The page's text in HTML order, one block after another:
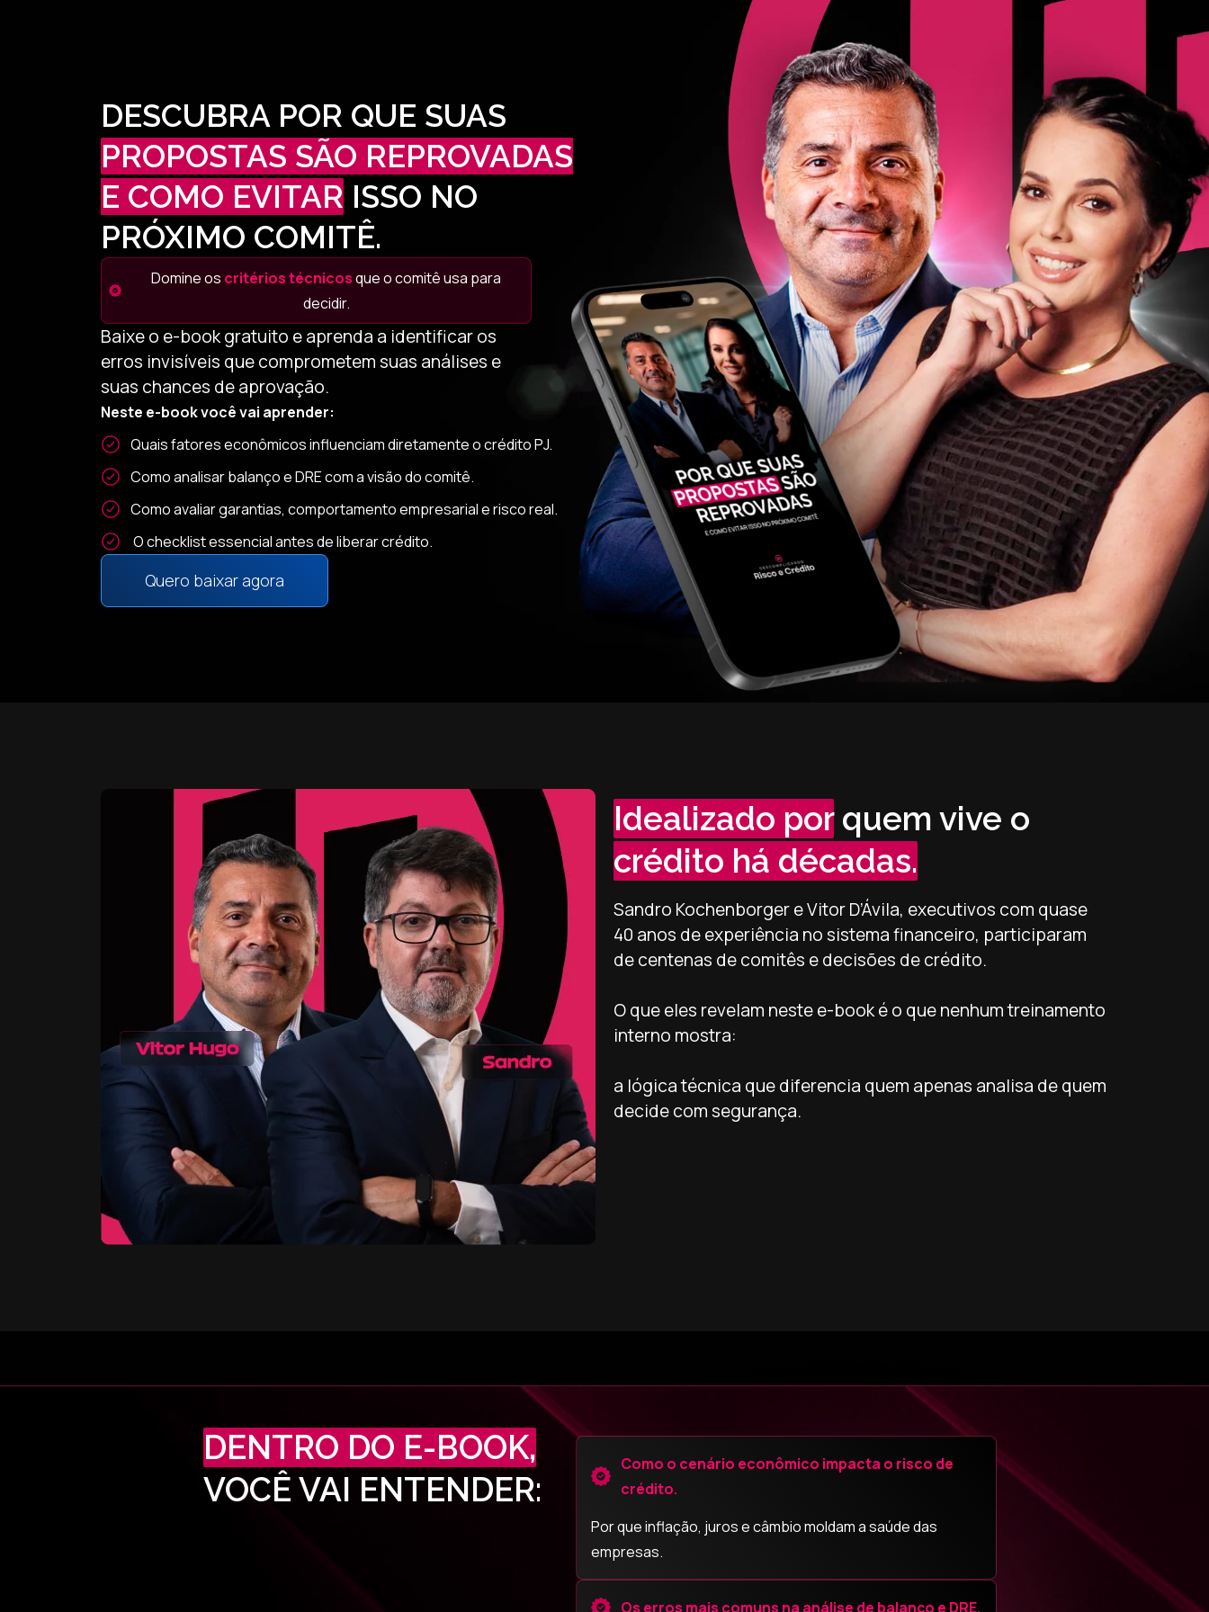
DESCUBRA POR QUE SUAS
PROPOSTAS SÃO REPROVADAS
E COMO EVITAR ISSO NO
PRÓXIMO COMITÊ.
Domine os critérios técnicosque o comitê usa para
decidir.
Baixe o e-book gratuito e aprenda a identificar os
erros invisíveis que comprometem suas análises e
suas chances de aprovação.
Neste e-book você vai aprender:
Quais fatores econômicos influenciam diretamente o crédito PJ.
Como analisar balanço e DRE com a visão do comitê.
Como avaliar garantias, comportamento empresarial e risco real.
O checklist essencial antes de liberar crédito.
Quero baixar agora
Idealizado porquem vive o
crédito há décadas.
Sandro Kochenborger e Vitor D’Ávila, executivos com quase
40 anos de experiência no sistema financeiro, participaram
de centenas de comitês e decisões de crédito.
O que eles revelam neste e-book é o que nenhum treinamento
interno mostra:
a lógica técnica que diferencia quem apenas analisa de quem
decide com segurança.
DENTRO DO E-BOOK,
VOCÊ VAI ENTENDER:
Como o cenário econômico impacta o risco de
crédito.
Por que inflação, juros e câmbio moldam a saúde das
empresas.
Os erros mais comuns na análise de balanço e DRE.